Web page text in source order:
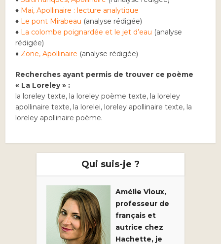
♦ Mai, Apollinaire : lecture analytique
♦ Le pont Mirabeau (analyse rédigée)
♦ La colombe poignardée et le jet d’eau (analyse
rédigée)
♦ Zone, Apollinaire (analyse rédigée)
Recherches ayant permis de trouver ce poème
« La Loreley » :
la loreley texte, la loreley poème texte, la loreley
apollinaire texte, la lorelei, loreley apollinaire texte, la
loreley apollinaire poème.
Qui suis-je ?
Amélie Vioux,
professeur de
français et
autrice chez
Hachette, je